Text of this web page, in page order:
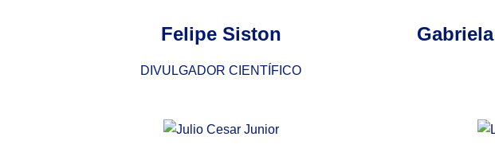
Felipe Siston
DIVULGADOR CIENTÍFICO